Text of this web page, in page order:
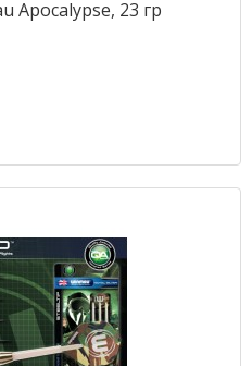
Apocalypse, 23 гр